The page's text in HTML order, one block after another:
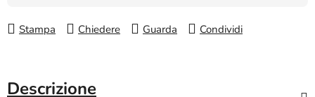
Stampa Chiedere Guarda Condividi
Descrizione